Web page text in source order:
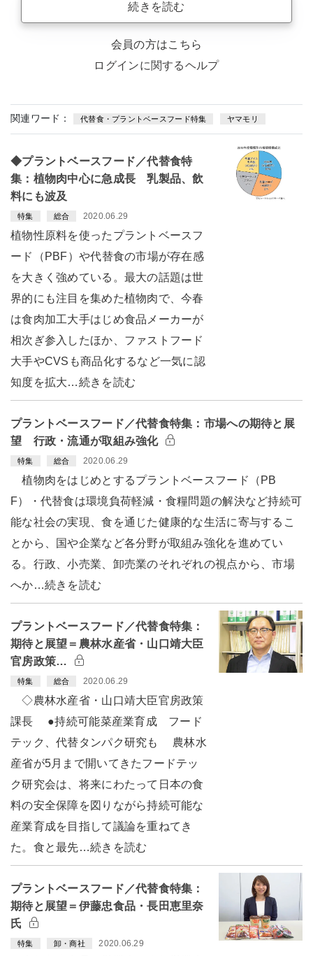
続きを読む
会員の方はこちら
ログインに関するヘルプ
関連ワード： 代替食・プラントベースフード特集 ヤマモリ
◆プラントベースフード／代替食特
集：植物肉中心に急成長 乳製品、飲
料にも波及
特集 総合 2020.06.29
植物性原料を使ったプラントベースフ
ード（PBF）や代替食の市場が存在感
を大きく強めている。最大の話題は世
界的にも注目を集めた植物肉で、今春
は食肉加工大手はじめ食品メーカーが
相次ぎ参入したほか、ファストフード
大手やCVSも商品化するなど一気に認
知度を拡大…続きを読む
プラントベースフード／代替食特集：市場への期待と展
望 行政・流通が取組み強化
特集 総合 2020.06.29
植物肉をはじめとするプラントベースフード（PB
F）・代替食は環境負荷軽減・食糧問題の解決など持続可
能な社会の実現、食を通じた健康的な生活に寄与するこ
とから、国や企業など各分野が取組み強化を進めてい
る。行政、小売業、卸売業のそれぞれの視点から、市場
へか…続きを読む
プラントベースフード／代替食特集：
期待と展望＝農林水産省・山口靖大臣
官房政策…
特集 総合 2020.06.29
◇農林水産省・山口靖大臣官房政策
課長 ●持続可能菜産業育成 フード
テック、代替タンパク研究も 農林水
産省が5月まで開いてきたフードテッ
ク研究会は、将来にわたって日本の食
料の安全保障を図りながら持続可能な
産業育成を目指して議論を重ねてき
た。食と最先…続きを読む
プラントベースフード／代替食特集：
期待と展望＝伊藤忠食品・長田恵里奈
氏
特集 卸・商社 2020.06.29